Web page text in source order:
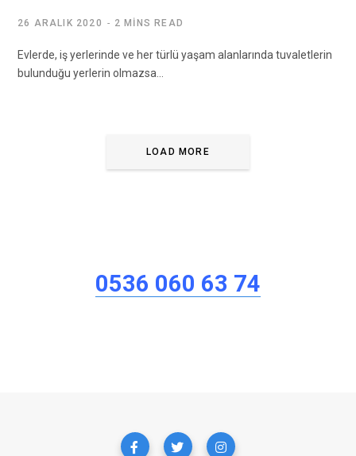
26 ARALIK 2020 2 MINS READ
Evlerde, iş yerlerinde ve her türlü yaşam alanlarında tuvaletlerin
bulunduğu yerlerin olmazsa…
LOAD MORE
0536 060 63 74